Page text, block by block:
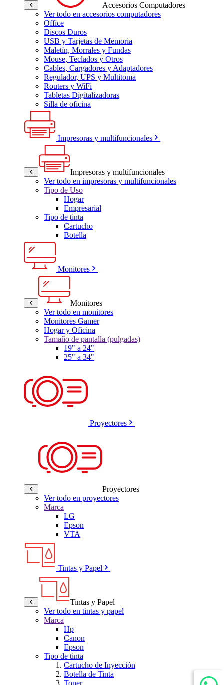
Accesorios Computadores
Ver todo en accesorios computadores
Office
Discos Duros
USB y Tarjetas de Memoria
Maletín, Morrales y Fundas
Mouse, Teclados y Otros
Cables, Cargadores y Adaptadores
Regulador, UPS y Multitoma
Routers y WiFi
Tabletas Digitalizadoras
Silla de oficina
Impresoras y multifuncionales
Impresoras y multifuncionales
Ver todo en impresoras y multifuncionales
Tipo de Uso
Hogar
Empresarial
Tipo de tinta
Cartucho
Botella
Monitores
Monitores
Ver todo en monitores
Monitores Gamer
Hogar y Oficina
Tamaño de pantalla (pulgadas)
19" a 24"
25" a 34"
Proyectores
Proyectores
Ver todo en proyectores
Marca
LG
Epson
VTA
Tintas y Papel
Tintas y Papel
Ver todo en tintas y papel
Marca
Hp
Canon
Epson
Tipo de tinta
Cartucho de Inyección
Botella de Tinta
Toner